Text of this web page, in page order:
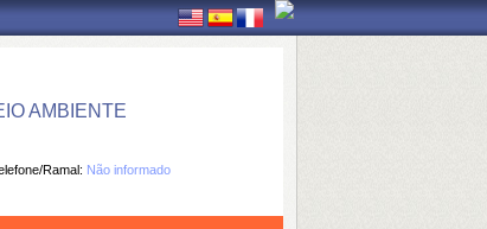
AMBIENTE
Ramal: Não informado